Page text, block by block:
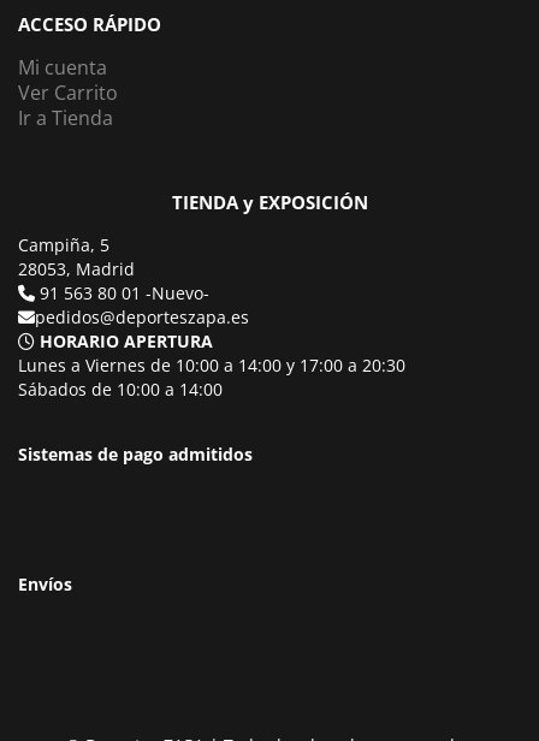
ACCESO RÁPIDO
Mi cuenta
Ver Carrito
Ir a Tienda
TIENDA y EXPOSICIÓN
Campiña, 5
28053, Madrid
91 563 80 01 -Nuevo-
pedidos@deporteszapa.es
HORARIO APERTURA
Lunes a Viernes de 10:00 a 14:00 y 17:00 a 20:30
Sábados de 10:00 a 14:00
Sistemas de pago admitidos
Envíos